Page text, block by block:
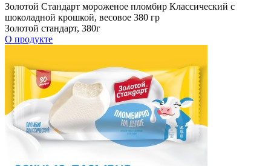
Золотой Стандарт мороженое пломбир Классический с
шоколадной крошкой, весовое 380 гр
Золотой стандарт, 380г
О продукте